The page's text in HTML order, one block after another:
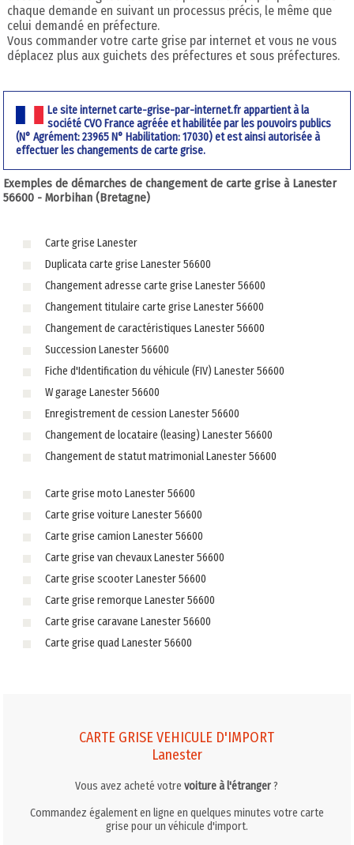
chaque demande en suivant un processus précis, le même que
celui demandé en préfecture.
Vous commander votre carte grise par internet et vous ne vous
déplacez plus aux guichets des préfectures et sous préfectures.
Le site internet carte-grise-par-internet.fr appartient à la
société CVO France agréée et habilitée par les pouvoirs publics
(N° Agrément: 23965 N° Habilitation: 17030) et est ainsi autorisée à
effectuer les changements de carte grise.
Exemples de démarches de changement de carte grise à Lanester
56600 - Morbihan (Bretagne)
Carte grise Lanester
Duplicata carte grise Lanester 56600
Changement adresse carte grise Lanester 56600
Changement titulaire carte grise Lanester 56600
Changement de caractéristiques Lanester 56600
Succession Lanester 56600
Fiche d'Identification du véhicule (FIV) Lanester 56600
W garage Lanester 56600
Enregistrement de cession Lanester 56600
Changement de locataire (leasing) Lanester 56600
Changement de statut matrimonial Lanester 56600
Carte grise moto Lanester 56600
Carte grise voiture Lanester 56600
Carte grise camion Lanester 56600
Carte grise van chevaux Lanester 56600
Carte grise scooter Lanester 56600
Carte grise remorque Lanester 56600
Carte grise caravane Lanester 56600
Carte grise quad Lanester 56600
CARTE GRISE VEHICULE D'IMPORT
Lanester
Vous avez acheté votrevoiture à l'étranger?
Commandez également en ligne en quelques minutes votre carte
grise pour un véhicule d'import.